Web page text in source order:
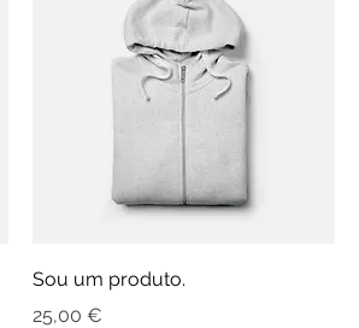
Sou um produto.
Preço
25,00 €